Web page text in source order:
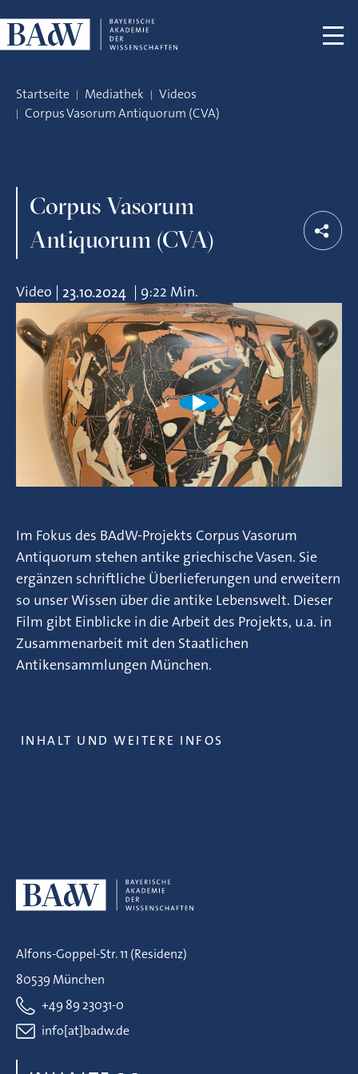
Startseite Mediathek
Videos
Corpus Vasorum Antiquorum (CVA)
Corpus Vasorum
Antiquorum (CVA)
Video | 23.10.2024 | 9:22 Min.
Im Fokus des BAdW-Projekts Corpus Vasorum
Antiquorum stehen antike griechische Vasen. Sie
ergänzen schriftliche Überlieferungen und erweitern
so unser Wissen über die antike Lebenswelt. Dieser
Film gibt Einblicke in die Arbeit des Projekts, u.a. in
Zusammenarbeit mit den Staatlichen
Antikensammlungen München.
INHALT UND WEITERE INFOS
Alfons-Goppel-Str. 11 (Residenz)
80539 München
+49 89 23031-0
info[at]badw.de